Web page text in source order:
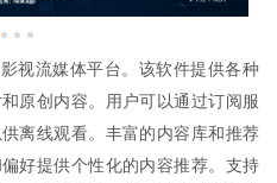
视流媒体平台。该软件提供各种
原创内容。用户可以通过订阅服
离线观看。丰富的内容库和推荐
好提供个性化的内容推荐。支持